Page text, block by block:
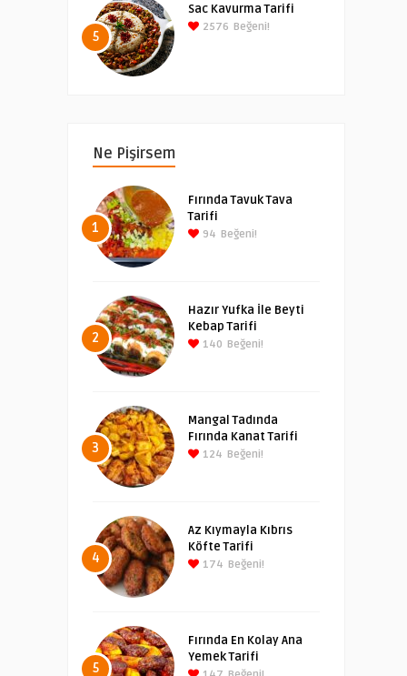
5
Sac Kavurma Tarifi
2576 Beğeni!
Ne Pişirsem
1
Fırında Tavuk Tava
Tarifi
94 Beğeni!
2
Hazır Yufka İle Beyti
Kebap Tarifi
140 Beğeni!
3
Mangal Tadında
Fırında Kanat Tarifi
124 Beğeni!
4
Az Kıymayla Kıbrıs
Köfte Tarifi
174 Beğeni!
5
Fırında En Kolay Ana
Yemek Tarifi